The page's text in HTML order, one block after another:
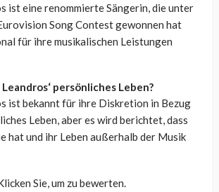
ist eine renommierte Sängerin, die unter
Song Contest gewonnen hat
für ihre musikalischen Leistungen
persönliches Leben?
ist bekannt für ihre Diskretion in Bezug
Leben, aber es wird berichtet, dass
hat und ihr Leben außerhalb der Musik
Sie, um zu bewerten.